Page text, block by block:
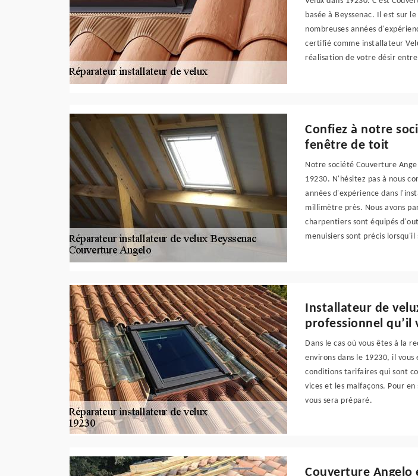
basée à Beyssenac. Il est sur
nombreuses années
certifié comme installateur
réalisation de votre désir entre
Confiez à notre
fenêtre de toit
Notre société Couverture
19230. N'hésitez pas à nous
années d'expérience dans
millimètre près. Nous avons
charpentiers sont équipés
menuisiers sont précis
Installateur de
professionnel qu’il
Dans le cas où vous êtes à la
environs dans le 19230, il
conditions tarifaires qui sont
vices et les malfaçons. Pour
vous sera préparé.
Couverture Angelo